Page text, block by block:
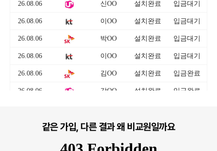
같은 가입, 다른 결과 왜 비교원일까요